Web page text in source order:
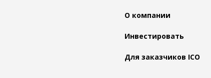
О компании
Инвестировать
Для заказчиков ICO